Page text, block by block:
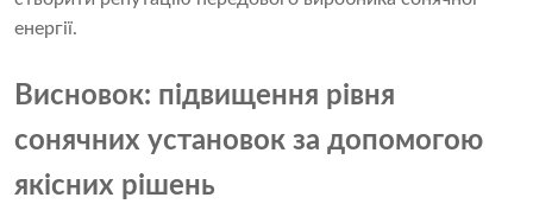
енергії.
Висновок: підвищення рівня
сонячних установок за допомогою
якісних рішень